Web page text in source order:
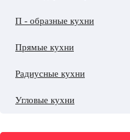
П - образные кухни
Прямые кухни
Радиусные кухни
Угловые кухни